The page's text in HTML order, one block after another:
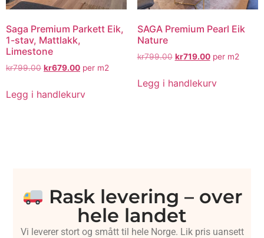
Saga Premium Parkett Eik,
1-stav, Mattlakk,
Limestone
kr799.00 kr679.00 per m2
Legg i handlekurv
SAGA Premium Pearl Eik
Nature
kr799.00 kr719.00per m2
Legg i handlekurv
Rask levering – over
hele landet
Vi leverer stort og smått til hele Norge. Lik pris uansett